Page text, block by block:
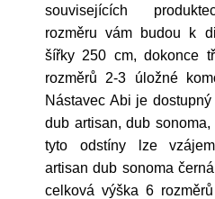
souvisejících
rozměru vám budou k
šířky 250 cm, dokonce
rozměrů 2-3 úložné
Nástavec Abi je
dub artisan, dub
tyto odstíny lze
artisan dub sonoma
celková výška 6